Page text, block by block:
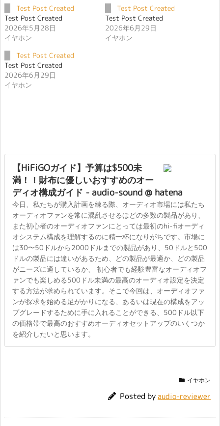
Test Post Created
Test Post Created
2026年5月28日
イヤホン
Test Post Created
Test Post Created
2026年6月29日
イヤホン
Test Post Created
Test Post Created
2026年6月29日
イヤホン
【HiFiGOガイド】予算は$500未
満！！財布に優しいおすすめのオー
ディオ構成ガイド - audio-sound @ hatena
今日、私たちが購入計画を練る際、オーディオ市場には私たち
オーディオファンを常に混乱させるほどの多数の製品があり、
また初心者のオーディオファンにとっては最初のhi-fiオーディ
オシステム構成を理解するのに精一杯になりがちです。市場に
は30〜50ドルから2000ドルまでの製品があり、50ドルと500
ドルの製品には違いがあるため、どの製品が最適か、どの製品
がニーズに適しているか、 初心者でも経験豊富なオーディオフ
ァンでも楽しめる500ドル未満の最高のオーディオ設定を決定
する方法が求められています。そこで今回は、オーディオファ
ンが探求を始める足がかりになる、あるいは現在の構成をアッ
プグレードするために手に入れることができる、500ドル以下
の価格帯で最高のおすすめオーディオセットアップのいくつか
を紹介したいと思います。
イヤホン
Posted byaudio-reviewer